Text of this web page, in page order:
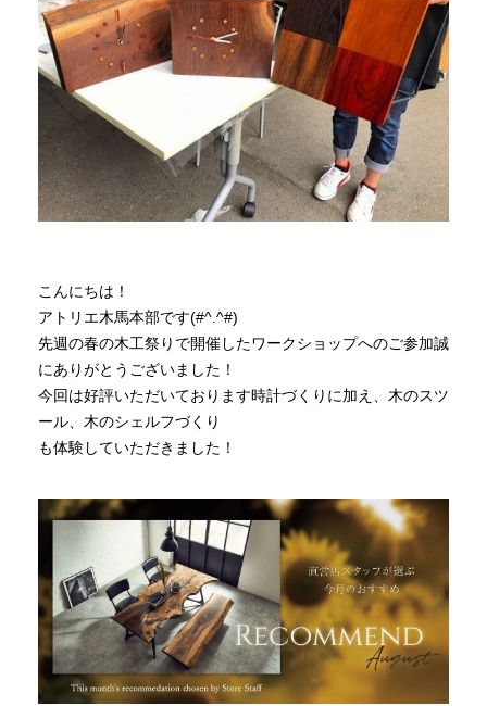
商品情報
直営店
イベント
全商品一覧
新入荷情報
INFORMATION
MOKUBA CHANNEL
よくあるご質問
こんにちは！
アトリエ木馬本部です(#^.^#)
先週の春の木工祭りで開催したワークショップへのご参加誠
にありがとうございました！
今回は好評いただいております時計づくりに加え、木のスツ
ール、木のシェルフづくり
も体験していただきました！